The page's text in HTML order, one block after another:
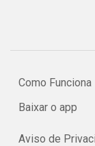
Como Funciona
Baixar o app
Aviso de